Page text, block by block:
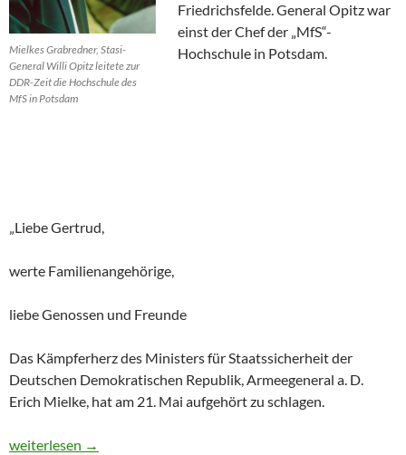
Mielkes Grabredner, Stasi-
General Willi Opitz leitete zur
DDR-Zeit die Hochschule des
MfS in Potsdam
Friedrichsfelde. General Opitz war
einst der Chef der „MfS“-
Hochschule in Potsdam.
„Liebe Gertrud,
werte Familienangehörige,
liebe Genossen und Freunde
Das Kämpferherz des Ministers für Staatssicherheit der
Deutschen Demokratischen Republik, Armeegeneral a. D.
Erich Mielke, hat am 21. Mai aufgehört zu schlagen.
Historisches Dokument: Die Trauerrede für Erich Mielke (1907-
weiterlesen →